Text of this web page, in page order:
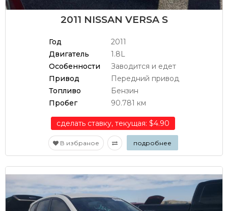
2011 NISSAN VERSA S
Год
2011
Двигатель
1.8L
Особенности
Заводится и едет
Привод
Передний привод
Топливо
Бензин
Пробег
90.781 км
сделать ставку, текущая: $4.90
В избраное подробнее